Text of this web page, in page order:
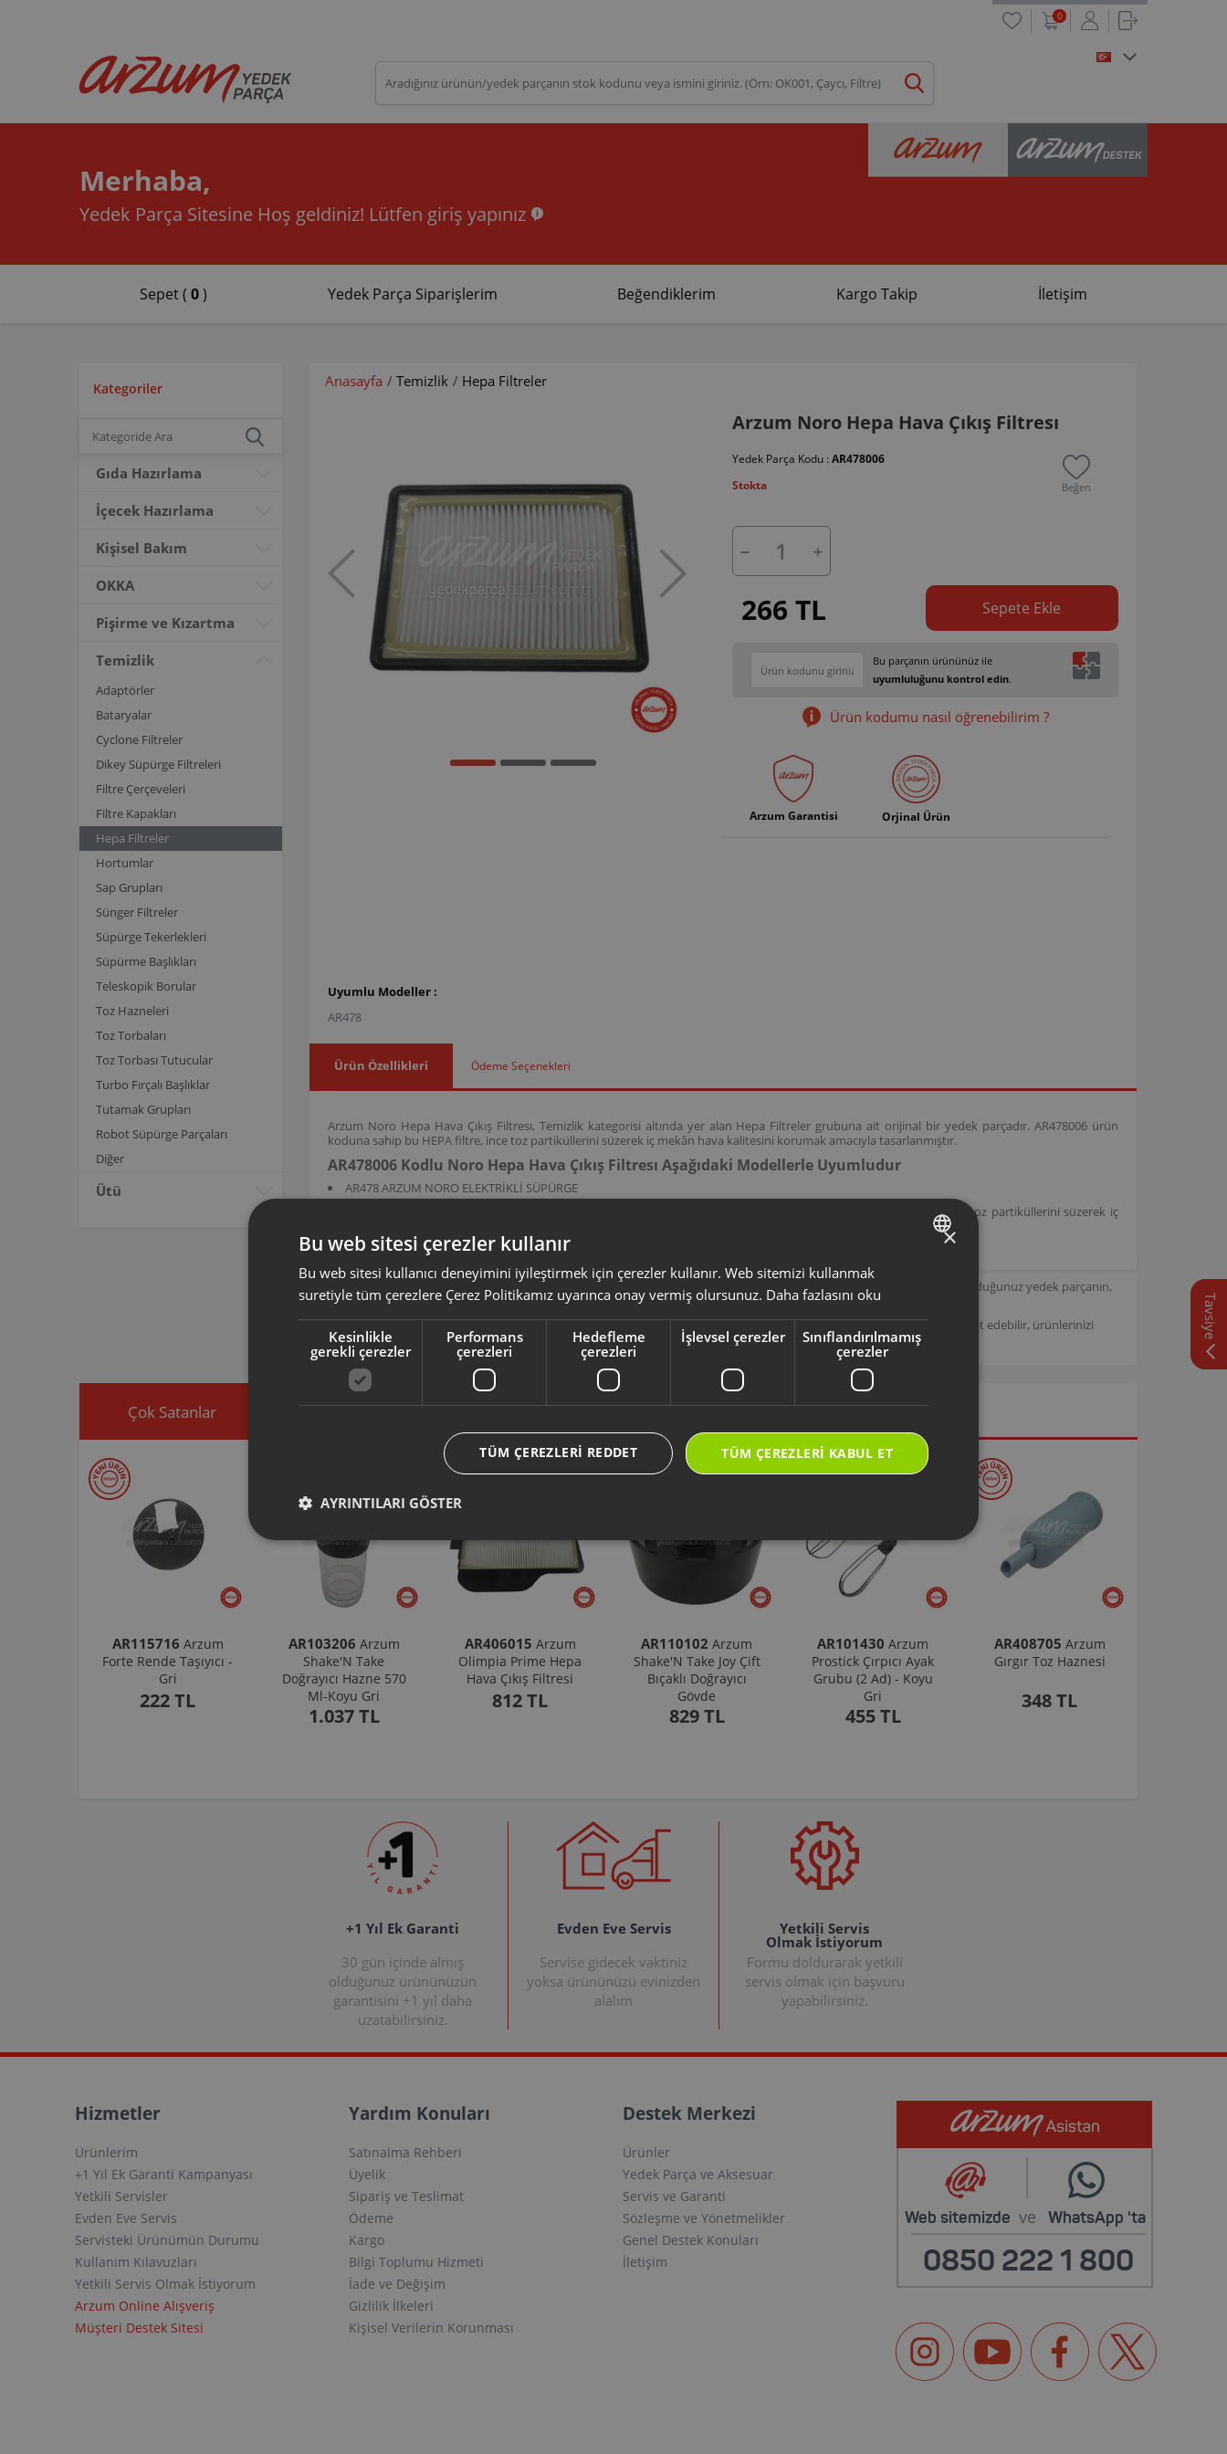
0
Merhaba,
Yedek Parça Sitesine Hoş geldiniz! Lütfen giriş yapınız
Sepet ( 0) Yedek Parça Siparişlerim Beğendiklerim Kargo Takip İletişim
Kategoriler
Gıda Hazırlama
İçecek Hazırlama
Kişisel Bakım
OKKA
Pişirme ve Kızartma
Temizlik
Adaptörler
Bataryalar
Cyclone Filtreler
Dikey Süpürge Filtreleri
Filtre Çerçeveleri
Filtre Kapakları
Hepa Filtreler
Hortumlar
Sap Grupları
Sünger Filtreler
Süpürge Tekerlekleri
Süpürme Başlıkları
Teleskopik Borular
Toz Hazneleri
Toz Torbaları
Toz Torbası Tutucular
Turbo Fırçalı Başlıklar
Tutamak Grupları
Robot Süpürge Parçaları
Diğer
Ütü
Anasayfa / Temizlik / Hepa Filtreler
Arzum Noro Hepa Hava Çıkış Filtresı
Yedek Parça Kodu : AR478006
Stokta
Beğen
266 TL Sepete Ekle
Bu parçanın ürününüz ile
uyumluluğunu kontrol edin.
Ürün kodumu nasıl öğrenebilirim ?
Arzum Garantisi Orjinal Ürün
Uyumlu Modeller :
AR478
Ürün Özellikleri Ödeme Seçenekleri
Arzum Noro Hepa Hava Çıkış Filtresı, Temizlik kategorisi altında yer alan Hepa Filtreler grubuna ait orijinal bir yedek parçadır. AR478006 ürün
koduna sahip bu HEPA filtre, ince toz partiküllerini süzerek iç mekân hava kalitesini korumak amacıyla tasarlanmıştır.
AR478006 Kodlu Noro Hepa Hava Çıkış Filtresı Aşağıdaki Modellerle Uyumludur
AR478 ARZUM NORO ELEKTRİKLİ SÜPÜRGE
AR478006 ürün kodlu bu HEPA filtre; AR478 model kodlarına sahip Noro elektrikli süpürgeler ile uyumlu olup, ince toz partiküllerini süzerek iç
Arzum orijinal aksesuar ve sarf malzemeleri, ürününüzü uzun ömürlü ve güvenle kullanmanız için tasarlanmıştır. Seçmiş olduğunuz yedek parçanın,
ürününüz için uyumlu olup olmadığını,ürün kodunuz aracılığı ile kontrol ediniz.
Ürününüz ile ilgili kullanım kılavuzu ve kullanım detayları içinhttps://destek.arzum.com.tr/Arzum Destek Sitemizi ziyaret edebilir, ürünlerinizi
ekleyip, yedek parça ve garanti bilgilerine kolayca erişebilirsiniz.
Çok Satanlar İndirimdekiler Yeni Ürünler Seçtiklerimiz
AR115716 Arzum
Forte Rende Taşıyıcı -
Gri
222 TL
AR103206 Arzum
Shake'N Take
Doğrayıcı Hazne 570
Ml-Koyu Gri
1.037 TL
AR406015 Arzum
Olimpia Prime Hepa
Hava Çıkış Filtresi
812 TL
AR110102 Arzum
Shake'N Take Joy Çift
Bıçaklı Doğrayıcı
Gövde
829 TL
AR101430 Arzum
Prostick Çırpıcı Ayak
Grubu (2 Ad) - Koyu
Gri
455 TL
AR408705 Arzum
Gırgır Toz Haznesi
348 TL
+1 Yıl Ek Garanti
30 gün içinde almış
olduğunuz ürününüzün
garantisini +1 yıl daha
uzatabilirsiniz.
Evden Eve Servis
Servise gidecek vaktiniz
yoksa ürününüzü evinizden
alalım
Yetkili Servis
Olmak İstiyorum
Formu doldurarak yetkili
servis olmak için başvuru
yapabilirsiniz.
Hizmetler
Ürünlerim
+1 Yıl Ek Garanti Kampanyası
Yetkili Servisler
Evden Eve Servis
Servisteki Ürünümün Durumu
Kullanım Kılavuzları
Yetkili Servis Olmak İstiyorum
Arzum Online Alışveriş
Müşteri Destek Sitesi
Yardım Konuları
Satınalma Rehberi
Üyelik
Sipariş ve Teslimat
Ödeme
Kargo
Bilgi Toplumu Hizmeti
İade ve Değişim
Gizlilik İlkeleri
Kişisel Verilerin Korunması
Destek Merkezi
Ürünler
Yedek Parça ve Aksesuar
Servis ve Garanti
Sözleşme ve Yönetmelikler
Genel Destek Konuları
İletişim
Web sitemizde ve WhatsApp 'ta
0850 222 1 800
Tavsiye
×
Bu web sitesi çerezler kullanır
Bu web sitesi kullanıcı deneyimini iyileştirmek için çerezler kullanır. Web sitemizi kullanmak
suretiyle tüm çerezlere Çerez Politikamız uyarınca onay vermiş olursunuz. Daha fazlasını oku
Kesinlikle
gerekli çerezler
Performans
çerezleri
Hedefleme
çerezleri
İşlevsel çerezler
Sınıflandırılmamış
çerezler
TÜM ÇEREZLERI KABUL ET
TÜM ÇEREZLERI REDDET
AYRINTILARI GÖSTER